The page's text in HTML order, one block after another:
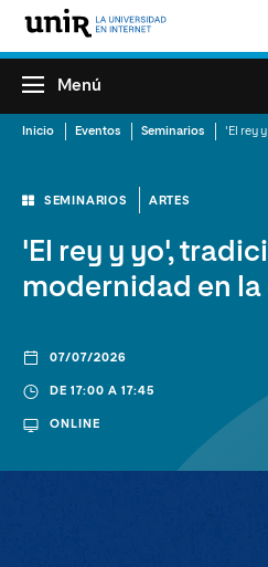
Menú
Inicio Eventos Seminarios
SEMINARIOS ARTES
'El rey y yo',
modernidad en la
07/07/2026
DE 17:00 A 17:45
ONLINE